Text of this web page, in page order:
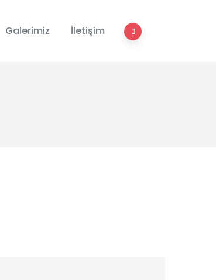
Galerimiz İletişim